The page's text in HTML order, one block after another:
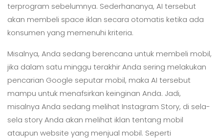
terprogram sebelumnya. Sederhananya, AI tersebut
akan membeli space iklan secara otomatis ketika ada
konsumen yang memenuhi kriteria.
Misalnya, Anda sedang berencana untuk membeli mobil,
jika dalam satu minggu terakhir Anda sering melakukan
pencarian Google seputar mobil, maka AI tersebut
mampu untuk menafsirkan keinginan Anda. Jadi,
misalnya Anda sedang melihat Instagram Story, di sela-
sela story Anda akan melihat iklan tentang mobil
ataupun website yang menjual mobil. Seperti